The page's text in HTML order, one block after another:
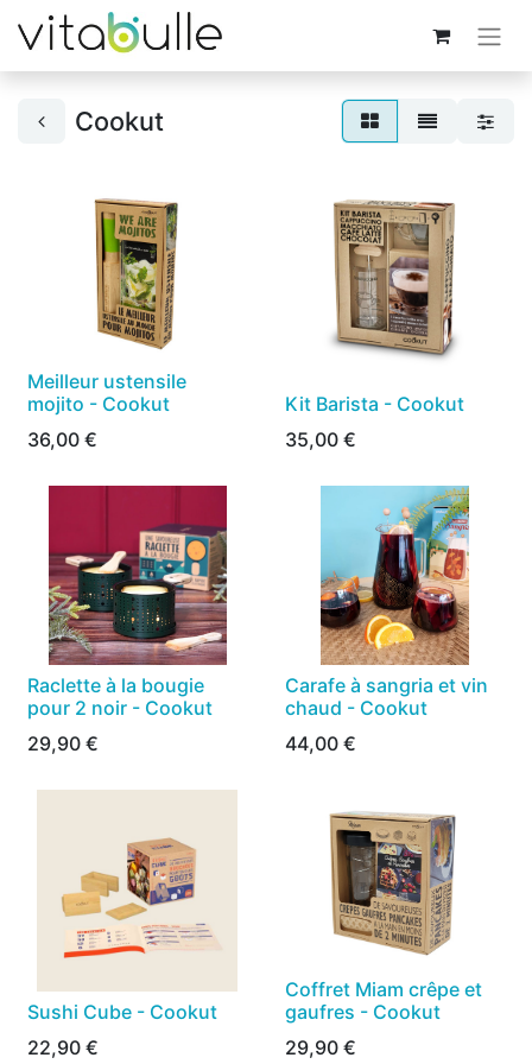
Cookut
Meilleur ustensile
mojito - Cookut
36,00 €
Kit Barista - Cookut
35,00€
Raclette à la bougie
pour 2 noir - Cookut
29,90 €
Carafe à sangria et vin
chaud - Cookut
44,00€
Sushi Cube - Cookut
22,90 €
Coffret Miam crêpe et
gaufres - Cookut
29,90€